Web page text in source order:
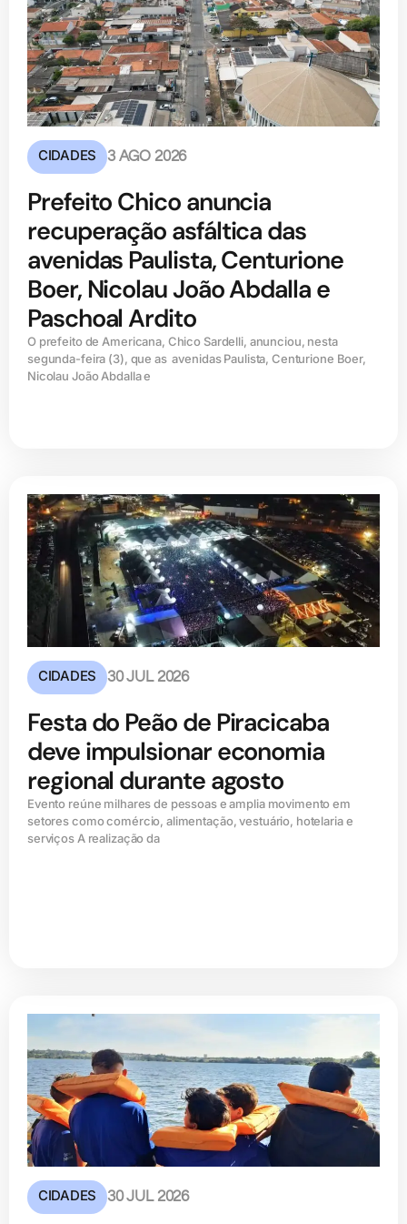
CIDADES 3 AGO 2026
Prefeito Chico anuncia
recuperação asfáltica das
avenidas Paulista, Centurione
Boer, Nicolau João Abdalla e
Paschoal Ardito
O prefeito de Americana, Chico Sardelli, anunciou, nesta
segunda-feira (3), que as avenidas Paulista, Centurione Boer,
Nicolau João Abdalla e
CIDADES 30 JUL 2026
Festa do Peão de Piracicaba
deve impulsionar economia
regional durante agosto
Evento reúne milhares de pessoas e amplia movimento em
setores como comércio, alimentação, vestuário, hotelaria e
serviços A realização da
CIDADES 30 JUL 2026